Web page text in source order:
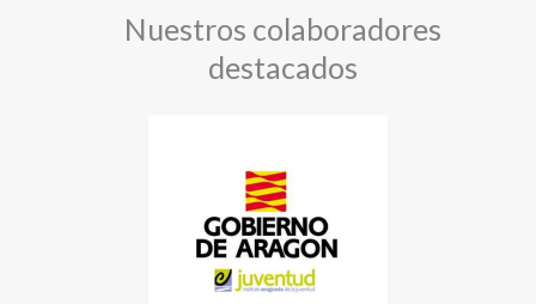
Nuestros colaboradores
destacados